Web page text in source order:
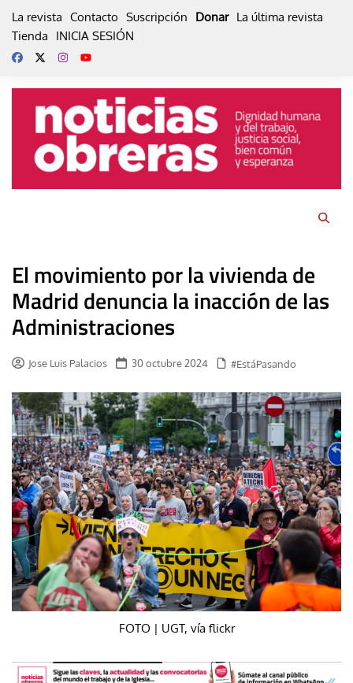
La revista Contacto Suscripción Donar La última revista
Tienda
INICIA SESIÓN
El movimiento por la vivienda de
Madrid denuncia la inacción de las
Administraciones
Jose Luis Palacios 30 octubre 2024 #EstáPasando
FOTO | UGT, vía flickr